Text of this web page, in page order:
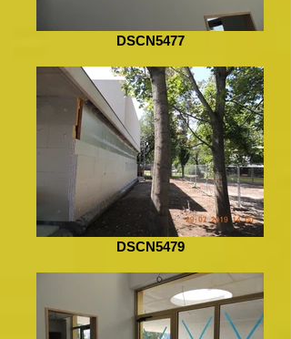
DSCN5477
DSCN5479